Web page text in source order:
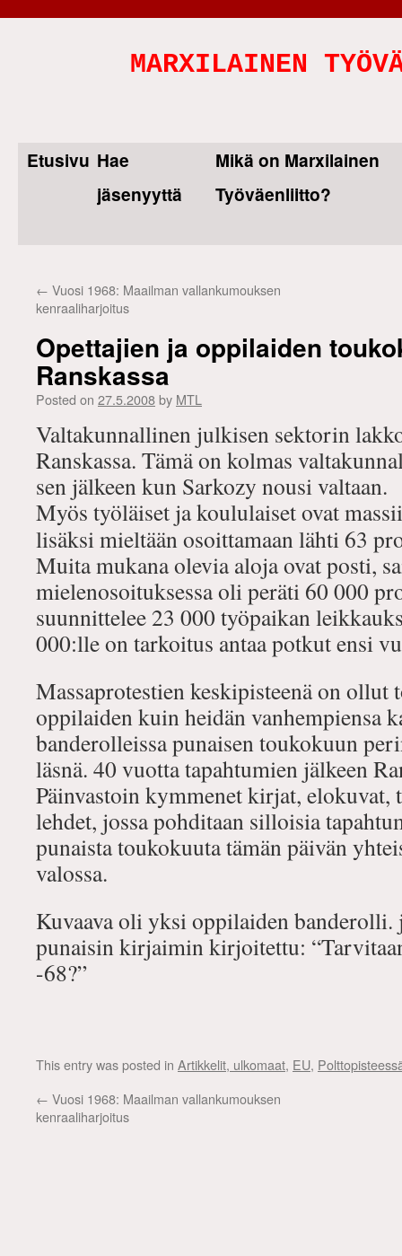
MARXILAINEN
Skip
Etusivu Hae
jäsenyyttä
Mikä on Marxilainen
Työväenliitto?
← Vuosi 1968: Maailman vallankumouksen
kenraaliharjoitus
Opettajien ja oppilaiden
Ranskassa
Posted on 27.5.2008by MTL
Valtakunnallinen julkisen sektorin
Ranskassa. Tämä on kolmas
sen jälkeen kun Sarkozy nousi valtaan.
Myös työläiset ja koululaiset ovat
lisäksi mieltään osoittamaan lähti 63
Muita mukana olevia aloja ovat posti,
mielenosoituksessa oli peräti 60 000
suunnittelee 23 000 työpaikan
000:lle on tarkoitus antaa potkut ensi
Massaprotestien keskipisteenä on
oppilaiden kuin heidän vanhempiensa
banderolleissa punaisen toukokuun
läsnä. 40 vuotta tapahtumien jälkeen
Päinvastoin kymmenet kirjat, elokuvat,
lehdet, jossa pohditaan silloisia
punaista toukokuuta tämän päivän
valossa.
Kuvaava oli yksi oppilaiden
punaisin kirjaimin kirjoitettu:
-68?”
This entry was posted in Artikkelit, ulkomaat, EU,
← Vuosi 1968: Maailman vallankumouksen
kenraaliharjoitus